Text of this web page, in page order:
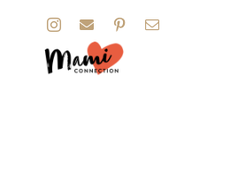
springen